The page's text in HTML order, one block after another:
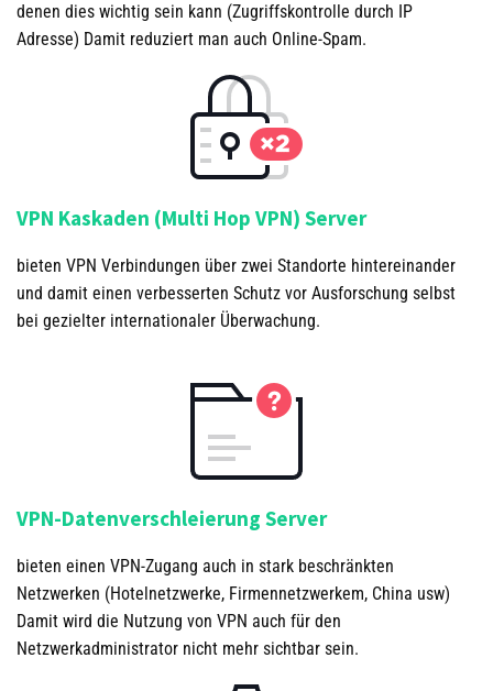
denen dies wichtig sein kann (Zugriffskontrolle durch IP
Adresse) Damit reduziert man auch Online-Spam.
VPN Kaskaden (Multi Hop VPN) Server
bieten VPN Verbindungen über zwei Standorte hintereinander
und damit einen verbesserten Schutz vor Ausforschung selbst
bei gezielter internationaler Überwachung.
VPN-Datenverschleierung Server
bieten einen VPN-Zugang auch in stark beschränkten
Netzwerken (Hotelnetzwerke, Firmennetzwerkem, China usw)
Damit wird die Nutzung von VPN auch für den
Netzwerkadministrator nicht mehr sichtbar sein.